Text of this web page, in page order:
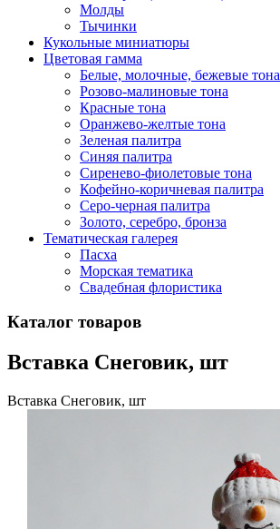
Молды
Тычинки
Кукольные миниатюры
Цветовая гамма
Белые, молочные, бежевые тона
Розово-малиновые тона
Красные тона
Оранжево-желтые тона
Зеленая палитра
Синяя палитра
Сиренево-фиолетовые тона
Кофейно-коричневая палитра
Серо-черная палитра
Золото, серебро, бронза
Тематическая галерея
Пасха
Морская тематика
Свадебная флористика
Каталог товаров
Вставка Снеговик, шт
Вставка Снеговик, шт